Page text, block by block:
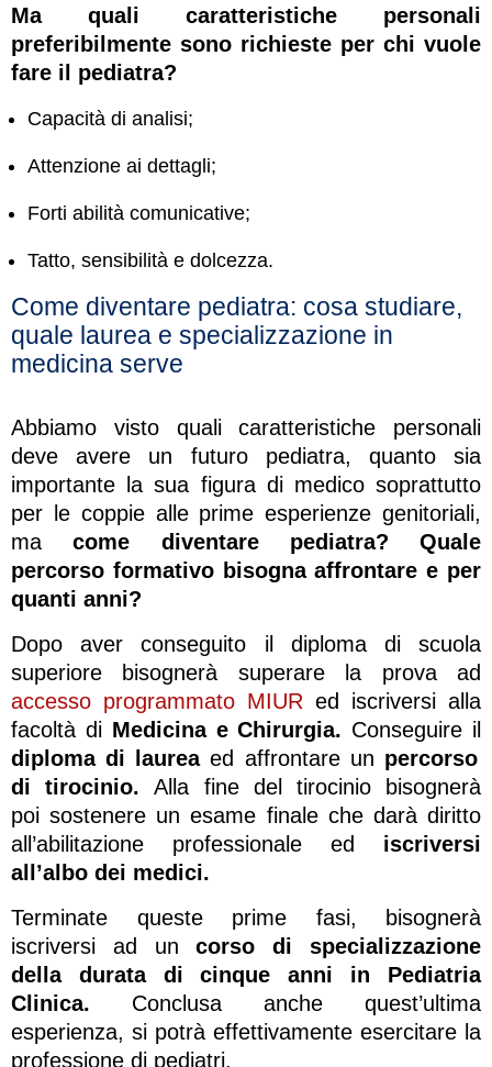
Ma quali caratteristiche personali
preferibilmente sono richieste per chi vuole
fare il pediatra?
Capacità di analisi;
Attenzione ai dettagli;
Forti abilità comunicative;
Tatto, sensibilità e dolcezza.
Come diventare pediatra: cosa studiare,
quale laurea e specializzazione in
medicina serve
Abbiamo visto quali caratteristiche personali
deve avere un futuro pediatra, quanto sia
importante la sua figura di medico soprattutto
per le coppie alle prime esperienze genitoriali,
macome diventare pediatra?
Quale
percorso formativo bisogna affrontare e per
quanti anni?
Dopo aver conseguito il diploma di scuola
superiore bisognerà superare la prova ad
accesso programmato MIUR ed iscriversi alla
facoltà di Medicina e Chirurgia. Conseguire il
diploma di laureaed affrontare un percorso
di tirocinio.Alla fine del tirocinio bisognerà
poi sostenere un esame finale che darà diritto
all’abilitazione professionale ed iscriversi
all’albo dei medici.
Terminate queste prime fasi, bisognerà
iscriversi ad uncorso di specializzazione
della durata di cinque anni in Pediatria
Clinica. Conclusa anche quest’ultima
esperienza, si potrà effettivamente esercitare la
professione di pediatri.